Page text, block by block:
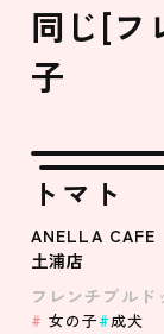
同じ[フ
子
トマト
ANELLA CAFE
土浦店
フレンチブルド
女の子 成犬